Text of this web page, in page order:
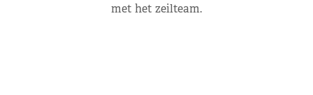
met het zeilteam.